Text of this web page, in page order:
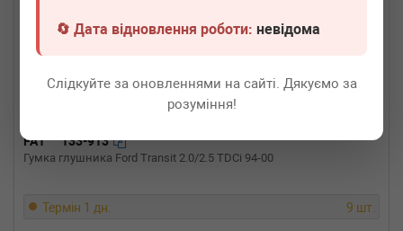
🔄 Дата відновлення роботи:невідома
Слідкуйте за оновленнями на сайті. Дякуємо за
розуміння!
FA1 133-913
Гумка глушника Ford Transit 2.0/2.5 TDCi 94-00
Термін 1 дн. 9 шт.